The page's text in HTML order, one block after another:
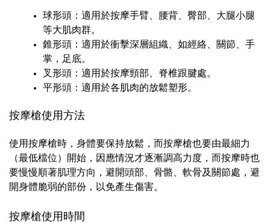
球形頭：適用於按摩手臂、腰背、臀部、大腿小腿
等大肌肉群。
錐形頭：適用於衝擊深層組織、如經絡、關節、手
掌，足底。
叉形頭：適用於按摩頸部、脊椎跟腱處。
平形頭：適用於各肌肉的放鬆塑形。
按摩槍使用方法
使用按摩槍時，身體要保持放鬆，而按摩槍也要由最細力
（最低檔位）開始，因應情況才逐漸調高力度，而按摩時也
要慢慢順著肌理方向，避開頭部、骨骼、軟骨及關節處，避
開身體脆弱的部份，以免產生傷害。
按摩槍使用時間